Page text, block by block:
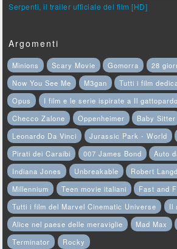
Serpenti, il trailer ufficiale del film [HD]
Argomenti
Minions Scary Movie Gomorra
28
Now You See Me
M3gan
Tutti i film
Opus
I film e le serie ispirate a Il gattopardo
Checco Zalone
Oppenheimer Baby Sitter
Leonardo Da Vinci
Jurassic Park - World
Pirati dei Caraibi
007 James Bond Auto
Indiana Jones
Unbreakable Robert
Millennium
Teen movie italiani
Fast and
Tutti i film del Marvel Cinematic Universe
Il
Alice nel paese delle meraviglie
Mad Max
Terminator
Rocky